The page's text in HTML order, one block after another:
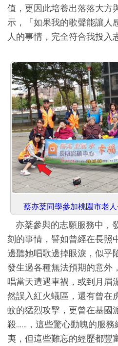
值，更因此培養出落落大方
示，「如果我的歌聲能讓人
人的事情，完全符合我投入
蔡亦棻同學參加桃園市老
亦棻參與的志願服務中，
刻的事情，譬如曾經在長照
邊聽她唱歌邊掉眼淚，似乎
發生過各種無法預期的意外
唱當天遭遇車禍，或到月眉
然誤入紅火蟻區，還有曾在
蚊的猛烈攻擊，更曾在基國
殺……，這些驚心動魄的服務
夷，但這些難忘的經歷都豐